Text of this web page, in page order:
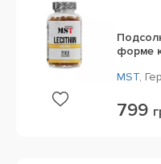
форме
MST,
799